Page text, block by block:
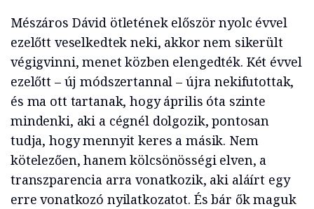
Mészáros Dávid ötletének először nyolc évvel
ezelőtt veselkedtek neki, akkor nem sikerült
végigvinni, menet közben elengedték. Két évvel
ezelőtt – új módszertannal – újra nekifutottak,
és ma ott tartanak, hogy április óta szinte
mindenki, aki a cégnél dolgozik, pontosan
tudja, hogy mennyit keres a másik. Nem
kötelezően, hanem kölcsönösségi elven, a
transzparencia arra vonatkozik, aki aláírt egy
erre vonatkozó nyilatkozatot. És bár ők maguk